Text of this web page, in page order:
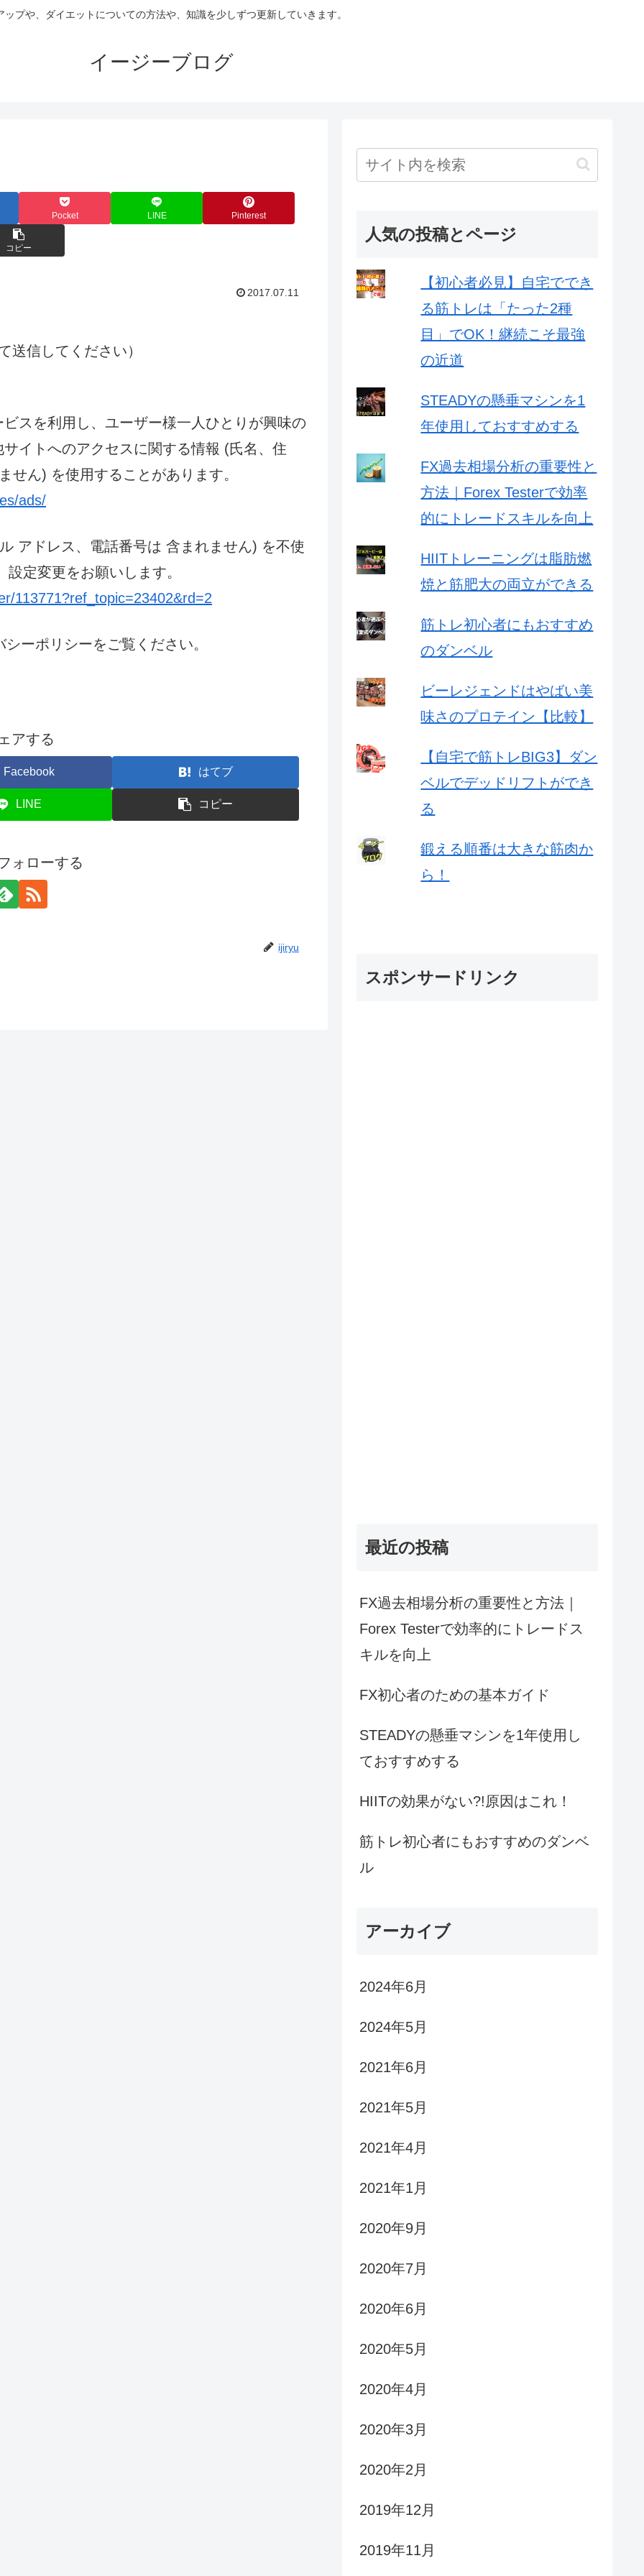
ップや、ダイエットについての方法や、知識を少しずつ更新していきます。
イージーブログ
Pocket LINE Pinterest
コピー
2017.07.11
信してください）
スを利用し、ユーザー様一人ひとりが興味の
イトへのアクセスに関する情報 (氏名、住
せん) を使用することがあります。
ads/
アドレス、電話番号は 含まれません) を不使
定変更をお願いします。
113771?ref_topic=23402&rd=2
ーポリシーをご覧ください。
アする
Facebook はてブ
LINE コピー
ォローする
ijiryu
人気の投稿とページ
【初心者必見】自宅ででき
る筋トレは「たった2種
目」でOK！継続こそ最強
の近道
STEADYの懸垂マシンを1
年使用しておすすめする
FX過去相場分析の重要性と
方法｜Forex Testerで効率
的にトレードスキルを向上
HIITトレーニングは脂肪燃
焼と筋肥大の両立ができる
筋トレ初心者にもおすすめ
のダンベル
ビーレジェンドはやばい美
味さのプロテイン【比較】
【自宅で筋トレBIG3】ダン
ベルでデッドリフトができ
る
鍛える順番は大きな筋肉か
ら！
スポンサードリンク
最近の投稿
FX過去相場分析の重要性と方法｜
Forex Testerで効率的にトレードス
キルを向上
FX初心者のための基本ガイド
STEADYの懸垂マシンを1年使用し
ておすすめする
HIITの効果がない?!原因はこれ！
筋トレ初心者にもおすすめのダンベ
ル
アーカイブ
2024年6月
2024年5月
2021年6月
2021年5月
2021年4月
2021年1月
2020年9月
2020年7月
2020年6月
2020年5月
2020年4月
2020年3月
2020年2月
2019年12月
2019年11月